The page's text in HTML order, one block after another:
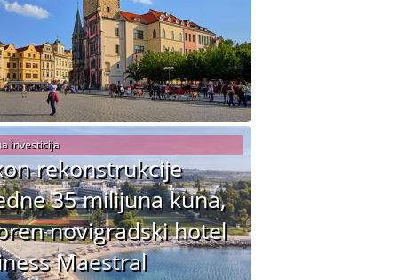
rekonstrukcije
35 milijuna kuna,
novigradski hotel
Maestral
investicija